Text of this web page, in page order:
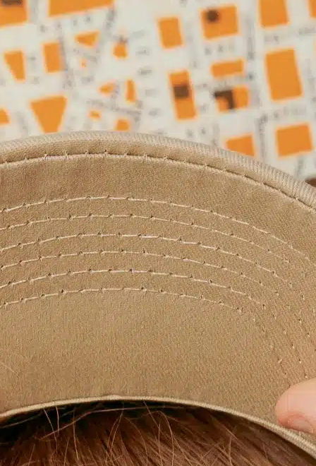
POINTS DE VENTE
CONTACT
NOUS CONTACTER PRESSE & PARTENARIATS